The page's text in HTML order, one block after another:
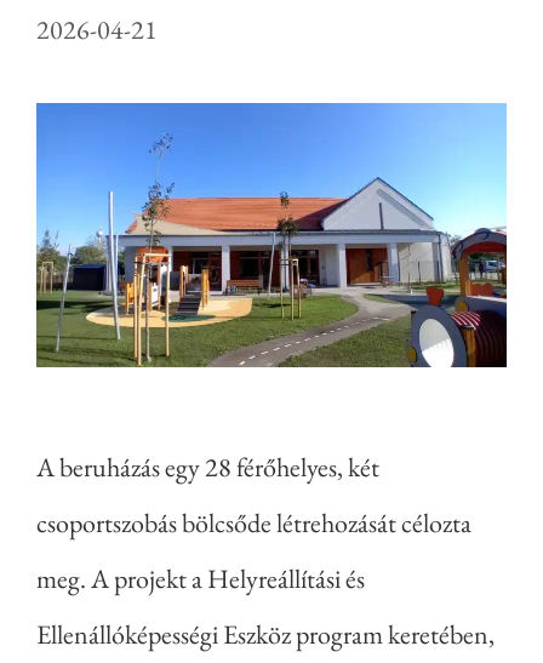
2026-04-21
A beruházás egy 28 férőhelyes, két
csoportszobás bölcsőde létrehozását célozta
meg. A projekt a Helyreállítási és
Ellenállóképességi Eszköz program keretében,